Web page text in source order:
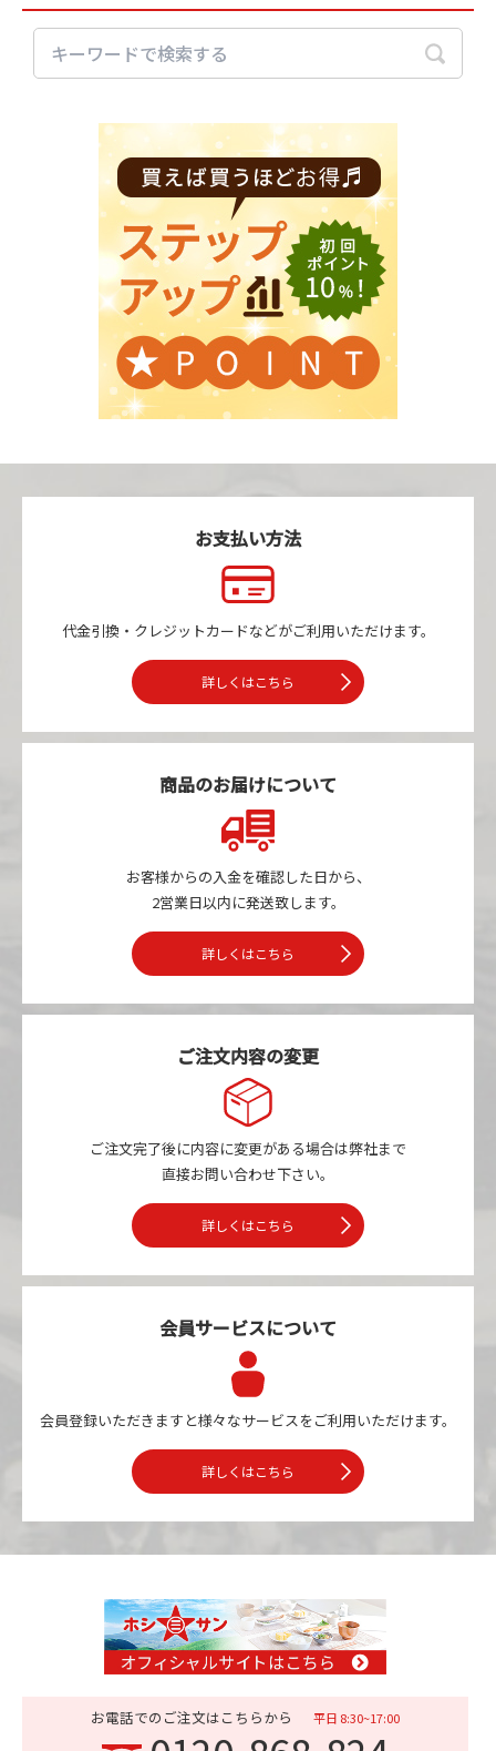
お支払い方法
代金引換・クレジットカードなどがご利用いただけます。
詳しくはこちら
商品のお届けについて
お客様からの入金を確認した日から、
2営業日以内に発送致します。
詳しくはこちら
ご注文内容の変更
ご注文完了後に内容に変更がある場合は弊社まで
直接お問い合わせ下さい。
詳しくはこちら
会員サービスについて
会員登録いただきますと様々なサービスをご利用いただけます。
詳しくはこちら
お電話でのご注文はこちらから 平日 8:30~17:00